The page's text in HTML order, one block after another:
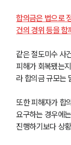
합의금은 법으로
건의 경위 등을 함
같은 절도미수 사
피해가 회복됐는
라 합의금 규모는
또한 피해자가 합
요구하는 경우에
진행하기보다 상